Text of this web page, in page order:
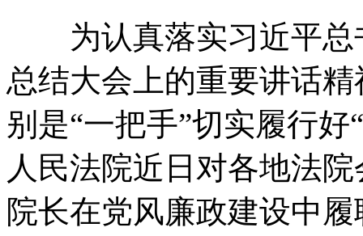
为认真落实习近平总
总结大会上的重要讲话
别是“一把手”切实履行
人民法院近日对各地法
院长在党风廉政建设中